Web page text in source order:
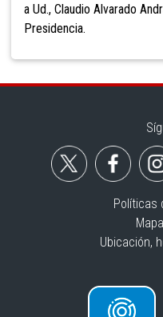
a Ud., Claudio Alvarado
Presidencia.
Políticas
Ubicación,